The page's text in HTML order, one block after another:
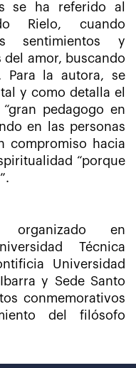
se ha referido al
Rielo, cuando
sentimientos y
amor, buscando
Para la autora, se
y como detalla el
pedagogo en
en las personas
compromiso hacia
“porque
en
Técnica
Universidad
y Sede Santo
conmemorativos
del filósofo